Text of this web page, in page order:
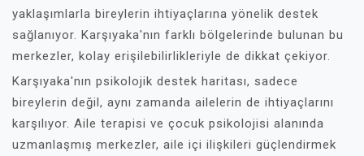
yaklaşımlarla bireylerin ihtiyaçlarına yönelik destek
sağlanıyor. Karşıyaka'nın farklı bölgelerinde bulunan bu
merkezler, kolay erişilebilirlikleriyle de dikkat çekiyor.
Karşıyaka'nın psikolojik destek haritası, sadece
bireylerin değil, aynı zamanda ailelerin de ihtiyaçlarını
karşılıyor. Aile terapisi ve çocuk psikolojisi alanında
uzmanlaşmış merkezler, aile içi ilişkileri güçlendirmek